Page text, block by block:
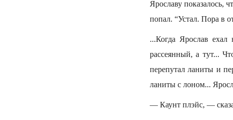
Ярославу показалось,
попал. “Устал. Пора в
...Когда Ярослав
рассеянный, а тут...
перепутал ланиты и
ланиты с лоном...
— Каунт плэйс, —